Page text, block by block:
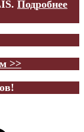
Подробнее
>>